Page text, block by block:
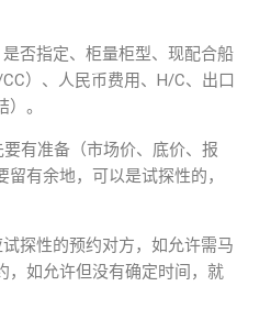
否指定、柜量柜型、现配合船
）、人民币费用、H/C、出口
。
有准备（市场价、底价、报
有余地，可以是试探性的，
探性的预约对方，如允许需马
，如允许但没有确定时间，就